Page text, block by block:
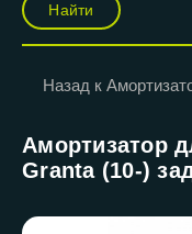
Найти
Назад к
Амортизатор
Granta (10-)